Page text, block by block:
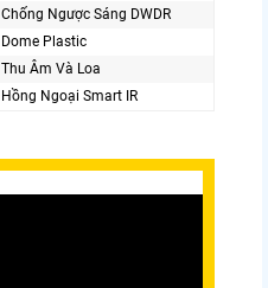
Chống Ngược Sáng DWDR
Dome Plastic
Thu Âm Và Loa
Hồng Ngoại Smart IR